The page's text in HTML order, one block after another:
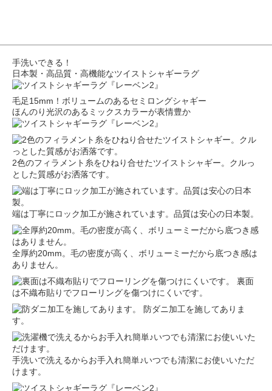
手洗いできる！
日本製・高品質・高機能なツイストシャギーラグ
毛足15mm！ボリュームのあるセミロングシャギー
ほんのり光沢のあるミックスカラーが表情豊か
2色のフィラメント糸をひねり合せたツイストシャギー。クルっ
とした質感がお洒落です。
端は丁寧にロック加工が施されています。品質は安心の日本製。
全厚約20mm。毛の密度が高く、ボリューミーだから底つき感は
ありません。
裏面
は不織布貼りでフローリングを傷つけにくいです。
防ダニ加工を施してありま
す。
手洗いで洗えるからお手入れ簡単♪いつでも清潔にお使いいただ
けます。